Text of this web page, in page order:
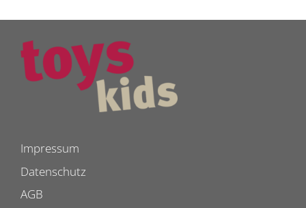
Impressum
Datenschutz
AGB